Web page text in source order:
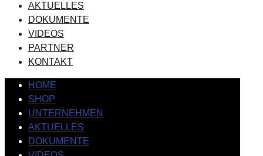
AKTUELLES
DOKUMENTE
VIDEOS
PARTNER
KONTAKT
HOME
SHOP
UNTERNEHMEN
AKTUELLES
DOKUMENTE